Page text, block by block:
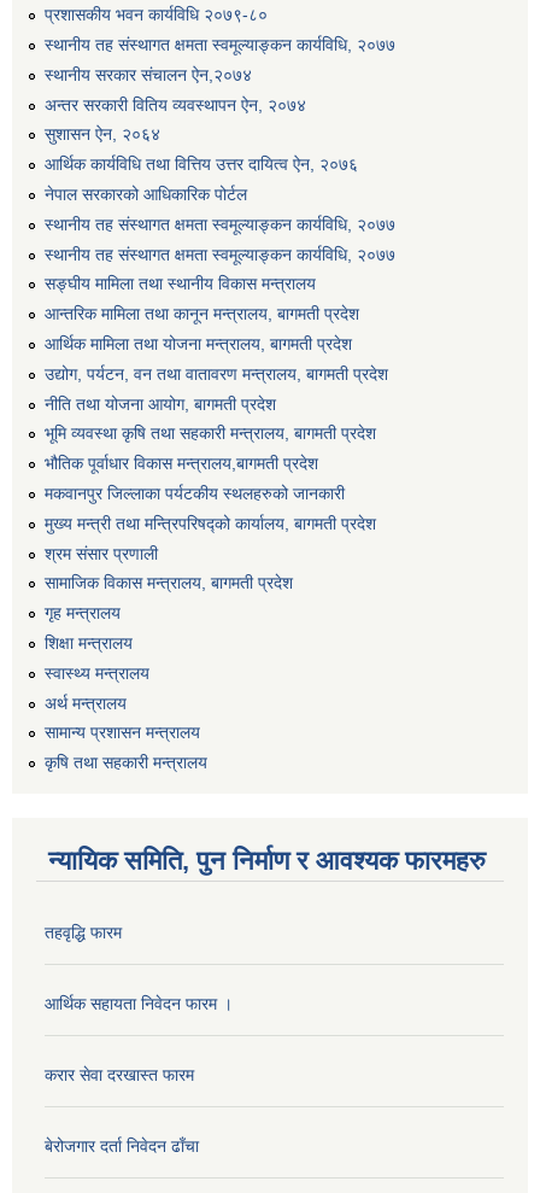
प्रशासकीय भवन कार्यविधि २०७९-८०
स्थानीय तह संस्थागत क्षमता स्वमूल्याङ्कन कार्यविधि, २०७७
स्थानीय सरकार संचालन ऐन,२०७४
अन्तर सरकारी वितिय व्यवस्थापन ऐन, २०७४
सुशासन ऐन, २०६४
आर्थिक कार्यविधि तथा वित्तिय उत्तर दायित्व ऐन, २०७६
नेपाल सरकारको आधिकारिक पोर्टल
स्थानीय तह संस्थागत क्षमता स्वमूल्याङ्कन कार्यविधि, २०७७
स्थानीय तह संस्थागत क्षमता स्वमूल्याङ्कन कार्यविधि, २०७७
सङ्घीय मामिला तथा स्थानीय विकास मन्त्रालय
आन्तरिक मामिला तथा कानून मन्त्रालय, बागमती प्रदेश
आर्थिक मामिला तथा योजना मन्त्रालय, बागमती प्रदेश
उद्योग, पर्यटन, वन तथा वातावरण मन्त्रालय, बागमती प्रदेश
नीति तथा योजना आयोग, बागमती प्रदेश
भूमि व्यवस्था कृषि तथा सहकारी मन्त्रालय, बागमती प्रदेश
भौतिक पूर्वाधार विकास मन्त्रालय,बागमती प्रदेश
मकवानपुर जिल्लाका पर्यटकीय स्थलहरुको जानकारी
मुख्य मन्त्री तथा मन्त्रिपरिषद्को कार्यालय, बागमती प्रदेश
श्रम संसार प्रणाली
सामाजिक विकास मन्त्रालय, बागमती प्रदेश
गृह मन्त्रालय
शिक्षा मन्त्रालय
स्वास्थ्य मन्त्रालय
अर्थ मन्त्रालय
सामान्य प्रशासन मन्त्रालय
कृषि तथा सहकारी मन्त्रालय
न्यायिक समिति, पुन निर्माण र आवश्यक फारमहरु
तहवृद्धि फारम
आर्थिक सहायता निवेदन फारम ।
करार सेवा दरखास्त फारम
बेरोजगार दर्ता निवेदन ढाँचा